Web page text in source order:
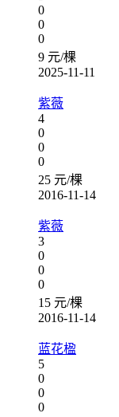
0
0
0
9 元/棵
2025-11-11
紫薇
4
0
0
0
25 元/棵
2016-11-14
紫薇
3
0
0
0
15 元/棵
2016-11-14
蓝花楹
5
0
0
0